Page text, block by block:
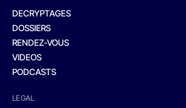
DECRYPTAGES
DOSSIERS
RENDEZ-VOUS
VIDEOS
PODCASTS
LEGAL